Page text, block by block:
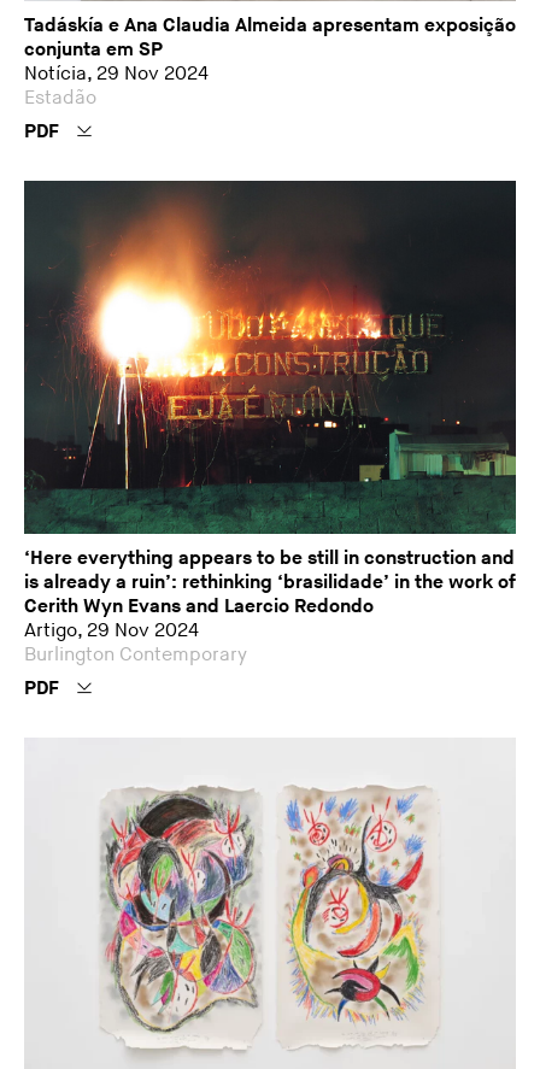
Tadáskía e Ana Claudia Almeida apresentam exposição
conjunta em SP
Notícia, 29 Nov 2024
Estadão
PDF
‘Here everything appears to be still in construction and
is already a ruin’: rethinking ‘brasilidade’ in the work of
Cerith Wyn Evans and Laercio Redondo
Artigo, 29 Nov 2024
Burlington Contemporary
PDF